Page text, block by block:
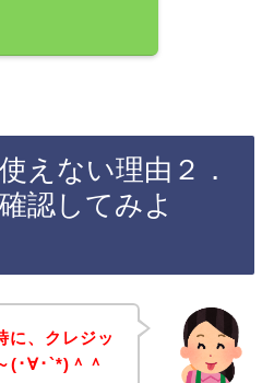
えない理由２．
認してみよ
に、クレジッ
(･∀･`*)＾＾